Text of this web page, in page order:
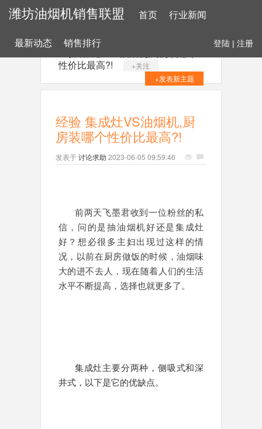
潍坊油烟机销售联盟 首页 行业新闻
最新动态 销售排行 登陆 | 注册
性价比最高?!
+关注
+发表新主题
经验 集成灶VS油烟机,厨
房装哪个性价比最高?!
发表于讨论求助 2023-06-05 09:59:46
前两天飞墨君收到一位粉丝的私
信，问的是抽油烟机好还是集成灶
好？想必很多主妇出现过这样的情
况，以前在厨房做饭的时候，油烟味
大的进不去人，现在随着人们的生活
水平不断提高，选择也就更多了。
集成灶主要分两种，侧吸式和深
井式，以下是它的优缺点。